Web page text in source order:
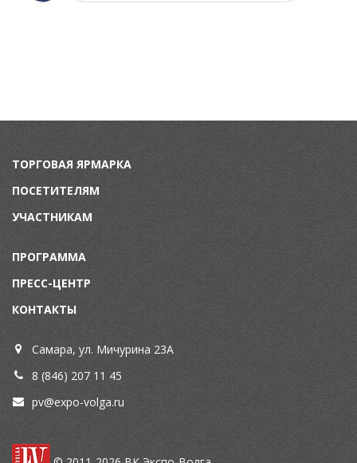
ТОРГОВАЯ ЯРМАРКА
ПОСЕТИТЕЛЯМ
УЧАСТНИКАМ
ПРОГРАММА
ПРЕСС-ЦЕНТР
КОНТАКТЫ
Самара, ул. Мичурина 23А
8 (846) 207 11 45
pv@expo-volga.ru